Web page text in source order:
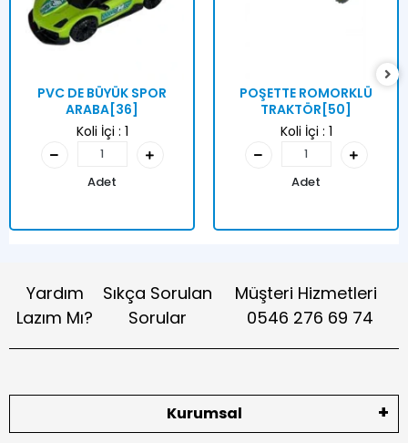
PVC DE BÜYÜK SPOR
ARABA[36]
Koli İçi : 1
Adet
POŞETTE ROMORKLÜ
TRAKTÖR[50]
Koli İçi : 1
Adet
Yardım
Lazım Mı?
Sıkça Sorulan
Sorular
Müşteri Hizmetleri
0546 276 69 74
Kurumsal